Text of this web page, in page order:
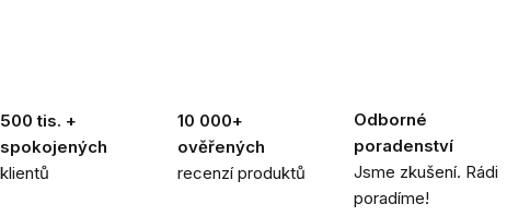
500 tis. +
spokojených
klientů
10 000+
ověřených
recenzí produktů
Odborné
poradenství
Jsme zkušení. Rádi
poradíme!